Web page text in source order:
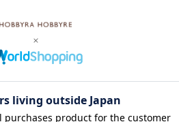
（編み物 材料セット）
¥7,810税込
カートに入れる